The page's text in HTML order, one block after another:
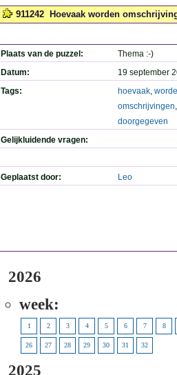
911242 Hoevaak worden
Plaats van de puzzel:
Thema :-)
Datum:
19 september
Tags:
hoevaak,
omschrijvingen
doorgegeven
Gelijkluidende vragen:
Geplaatst door: Leo
2026
week:
1 2 3 4 5 6 7 8
26 27 28 29 30 31 32
2025